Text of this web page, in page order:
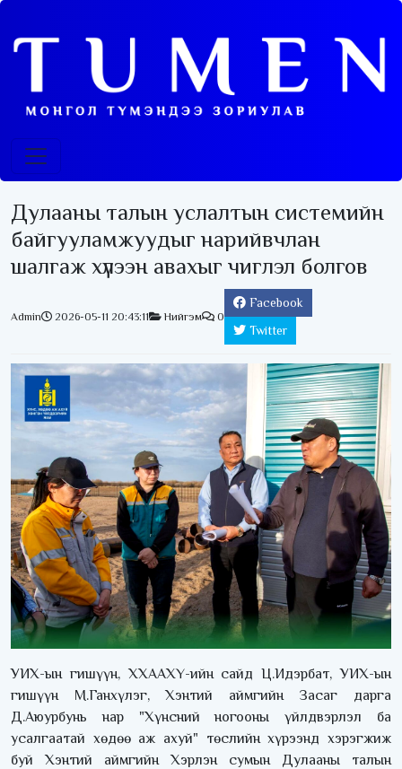
Дулааны талын услалтын системийн
байгууламжуудыг нарийвчлан
шалгаж хүлээн авахыг чиглэл болгов
Admin 2026-05-11 20:43:11 Нийгэм 0
Facebook
Twitter
УИХ-ын гишүүн, ХХААХҮ-ийн сайд Ц.Идэрбат, УИХ-ын
гишүүн М.Ганхүлэг, Хэнтий аймгийн Засаг дарга
Д.Аюурбунь нар "Хүнсний ногооны үйлдвэрлэл ба
усалгаатай хөдөө аж ахуй" төслийн хүрээнд хэрэгжиж
буй Хэнтий аймгийн Хэрлэн сумын Дулааны талын